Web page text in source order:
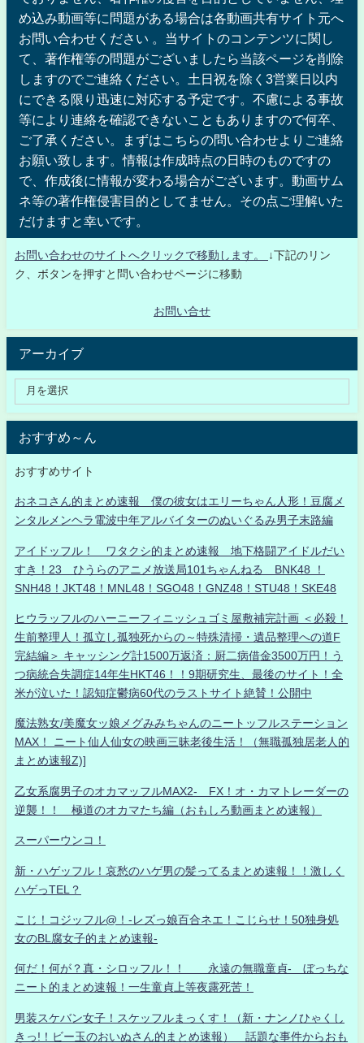
め込み動画等に問題がある場合は各動画共有サイト元へ
お問い合わせください 。当サイトのコンテンツに関し
て、著作権等の問題がございましたら当該ページを削除
しますのでご連絡ください。土日祝を除く3営業日以内
にできる限り迅速に対応する予定です。不慮による事故
等により連絡を確認できないこともありますので何卒、
ご了承ください。まずはこちらの問い合わせよりご連絡
お願い致します。情報は作成時点の日時のものですの
で、作成後に情報が変わる場合がございます。動画サム
ネ等の著作権侵害目的としてません。その点ご理解いた
だけますと幸いです。
お問い合わせのサイトへクリックで移動します。
↓下記のリン
ク、ボタンを押すと問い合わせページに移動
お問い合せ
アーカイブ
おすすめ～ん
おすすめサイト
おネコさん的まとめ速報 僕の彼女はエリーちゃん人形！豆腐メ
ンタルメンヘラ電波中年アルバイターのぬいぐるみ男子末路編
アイドッフル！ ワタクシ的まとめ速報 地下格闘アイドルだい
すき！23 ひうらのアニメ放送局101ちゃんねる BNK48 ！
SNH48！JKT48！MNL48！SGO48！GNZ48！STU48！SKE48
ヒウラッフルのハーニーフィニッシュゴミ屋敷補完計画 ＜必殺！
生前整理人！孤立し孤独死からの～特殊清掃・遺品整理への道F
完結編＞ キャッシング計1500万返済：厨二病借金3500万円！う
つ病統合失調症14年生HKT46！！9期研究生、最後のサイト！全
米が泣いた！認知症鬱病60代のラストサイト絶賛！公開中
魔法熟女/美魔女ッ娘メグみみちゃんのニートッフルステーション
MAX！ ニート仙人仙女の映画三昧老後生活！（無職孤独居老人的
まとめ速報Z)]
乙女系腐男子のオカマッフルMAX2- FX！オ・カマトレーダーの
逆襲！！ 極道のオカマたち編（おもしろ動画まとめ速報）
スーパーウンコ！
新・ハゲッフル！哀愁のハゲ男の髪ってるまとめ速報！！激しく
ハゲっTEL？
こじ！コジッフル@！-レズっ娘百合ネエ！こじらせ！50独身処
女のBL腐女子的まとめ速報-
何だ！何が？真・シロッフル！！ 永遠の無職童貞- ぼっちな
ニート的まとめ速報！一生童貞上等夜露死苦！
男装スケバン女子！スケッフルまっくす！（新・ナンノひゃくし
きっ!！ビー玉のおいぬさん的まとめ速報） 話題な事件からおも